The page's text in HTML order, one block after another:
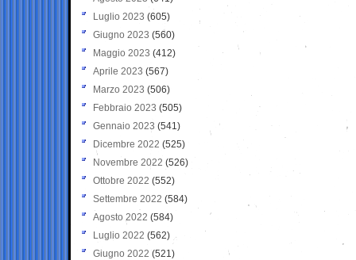
Luglio 2023 (605)
Giugno 2023 (560)
Maggio 2023 (412)
Aprile 2023 (567)
Marzo 2023 (506)
Febbraio 2023 (505)
Gennaio 2023 (541)
Dicembre 2022 (525)
Novembre 2022 (526)
Ottobre 2022 (552)
Settembre 2022 (584)
Agosto 2022 (584)
Luglio 2022 (562)
Giugno 2022 (521)